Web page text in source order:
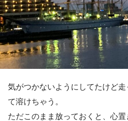
気がつかないようにしてたけど
て溶けちゃう。
ただこのまま放っておくと、心